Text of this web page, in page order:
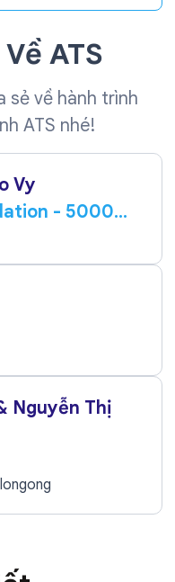
Về ATS
sẻ về hành trình
ATS nhé!
Vy
- 5000
Nguyễn Thị